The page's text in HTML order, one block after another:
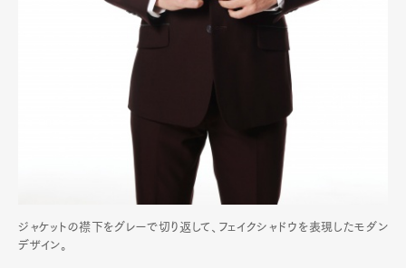
ジャケットの襟下をグレーで切り返して、フェイクシャドウを表現したモダン
デザイン。